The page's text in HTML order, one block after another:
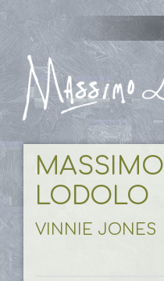
MASSIMO
LODOLO
VINNIE JONES